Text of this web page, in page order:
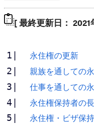
[ 最終更新日： 2021
永住権の更新
親族を通しての
仕事を通しての
永住権保持者の
永住権・ビザ保